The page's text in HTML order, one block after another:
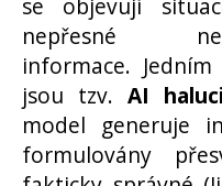
se objevují
nepřesné
informace.
jsou tzv. AI
model generuje
formulovány